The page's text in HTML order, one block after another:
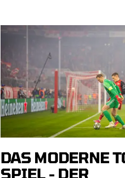
DAS MODERNE
SPIEL - DER